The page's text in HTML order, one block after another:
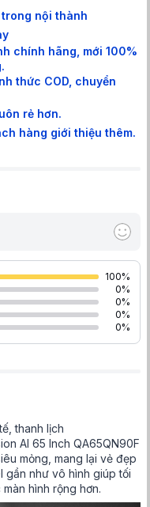
giọng nói trên
bằng tiếng Việt
nội thành
chính hãng, mới 100%
thức COD, chuyển
rẻ hơn.
hàng giới thiệu thêm.
100%
0%
0%
0%
0%
thanh lịch
AI 65 Inch QA65QN90F
mỏng, mang lại vẻ đẹp
gần như vô hình giúp tối
hình rộng hơn.